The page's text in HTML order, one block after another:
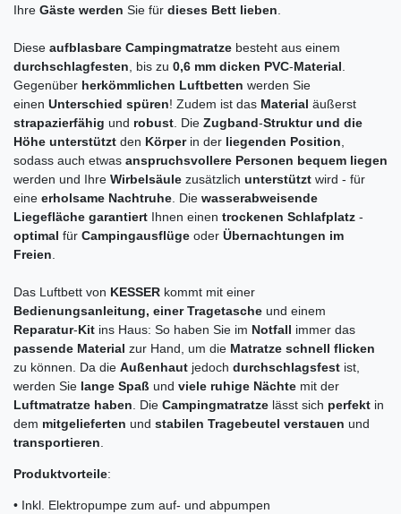
Ihre Gäste werden Sie für dieses Bett lieben
Diese aufblasbare Campingmatratze besteht aus einem
durchschlagfesten , bis zu 0,6 mm dicken PVC-Material
Gegenüber herkömmlichen Luftbetten werden Sie
einen Unterschied spüren! Zudem ist das Material äußerst
strapazierfähig und robust . Die Zugband-Struktur und die
Höhe unterstützt den Körperin der liegenden Position
sodass auch etwas anspruchsvollere Personen bequem liegen
werden und Ihre Wirbelsäule zusätzlich unterstützt wird - für
eine erholsame Nachtruhe . Die wasserabweisende
Liegefläche garantiert Ihnen einen trockenen Schlafplatz -
optimal für Campingausflüge oder Übernachtungen im
Freien
Das Luftbett von KESSER kommt mit einer
Bedienungsanleitung, einer Tragetasche und einem
Reparatur-Kit ins Haus: So haben Sie im Notfall immer das
passende Material zur Hand, um die Matratze schnell flicken
zu können. Da die Außenhaut jedoch durchschlagsfest ist,
werden Sie lange Spaß und viele ruhige Nächte mit der
Luftmatratze haben . Die Campingmatratze lässt sich perfekt in
dem mitgelieferten und stabilen Tragebeutel verstauen und
transportieren
Produktvorteile:
• Inkl. Elektropumpe zum auf- und abpumpen